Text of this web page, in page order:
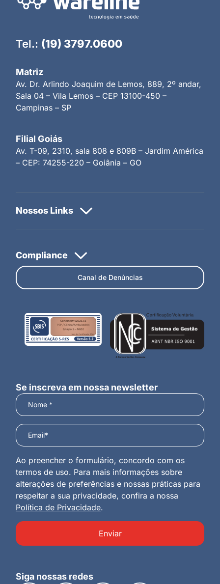
Tel.: (19) 3797.0600
Matriz
Av. Dr. Arlindo Joaquim de Lemos, 889, 2º andar,
Sala 04 – Vila Lemos – CEP 13100-450 –
Campinas – SP
Filial Goiás
Av. T-09, 2310, sala 808 e 809B – Jardim América
– CEP: 74255-220 – Goiânia – GO
Canal de Denúncias
Se inscreva em nossa newsletter
Ao preencher o formulário, concordo com os
termos de uso. Para mais informações sobre
alterações de preferências e nossas práticas para
respeitar a sua privacidade, confira a nossa
Política de Privacidade.
Enviar
Siga nossas redes